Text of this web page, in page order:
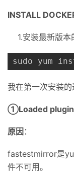
INSTALL
1.安装最新版本
sudo yum
我在第一次安装的
①Loaded
原因 ：
fastestmirror是
件不可用。